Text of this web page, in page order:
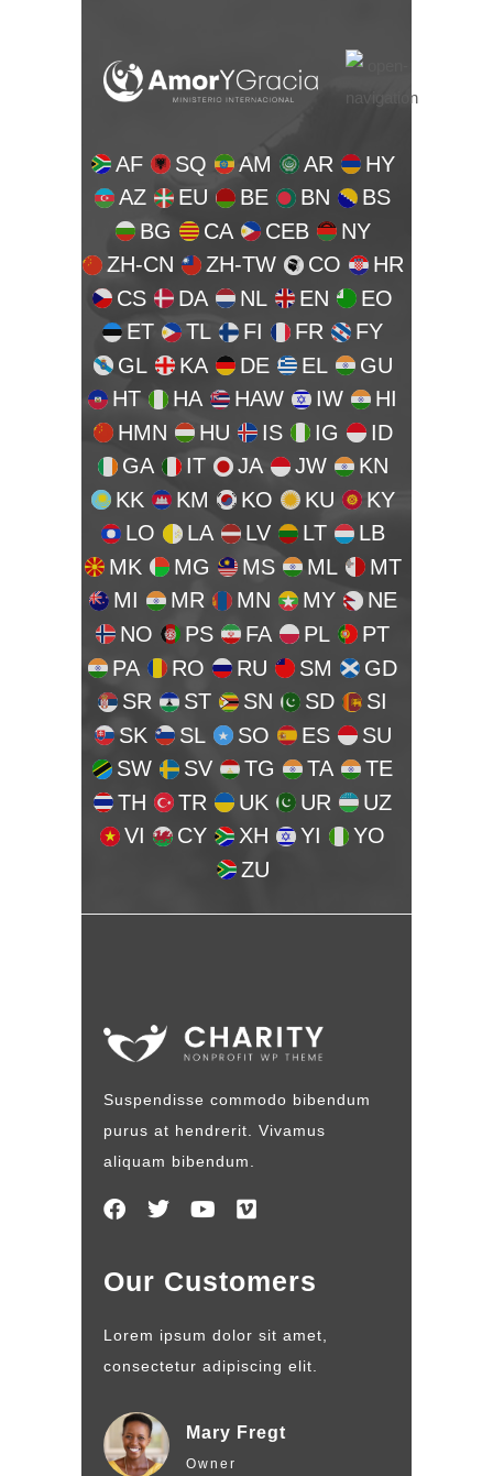
AF SQ AM AR
HY
AZ
EU BE BN
BS
BG
CA CEB
NY
ZH-CN
ZH-TW CO
HR
CS
DA NL EN
EO
ET
TL FI FR
FY
GL
KA DE EL
GU
HT
HA HAW IW
HI
HMN
HU IS IG
ID
GA
IT JA JW
KN
KK
KM KO KU
KY
LO
LA LV LT
LB
MK
MG MS ML
MT
MI
MR MN MY
NE
NO
PS FA PL
PT
PA
RO RU SM
GD
SR
ST SN SD
SI
SK
SL SO ES
SU
SW
SV TG TA
TE
TH
TR UK UR
UZ
VI
CY XH YI
YO
ZU
Suspendisse commodo bibendum
purus at hendrerit. Vivamus
aliquam bibendum.
Our Customers
Lorem ipsum dolor sit amet,
consectetur adipiscing elit.
Mary Fregt
Owner